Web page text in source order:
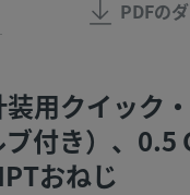
PDFの
用クイック
付き）、0.5
おねじ